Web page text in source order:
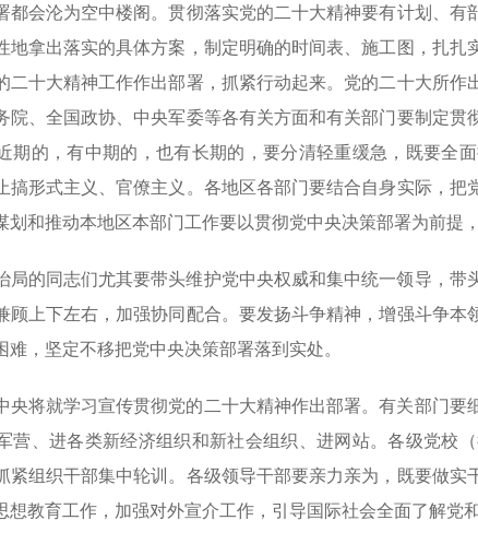
都会沦为空中楼阁。贯彻落实党的二十大精神要有计划、
地拿出落实的具体方案，制定明确的时间表、施工图，扎
二十大精神工作作出部署，抓紧行动起来。党的二十大所
院、全国政协、中央军委等各有关方面和有关部门要制定
期的，有中期的，也有长期的，要分清轻重缓急，既要全
搞形式主义、官僚主义。各地区各部门要结合自身实际，
划和推动本地区本部门工作要以贯彻党中央决策部署为前提
局的同志们尤其要带头维护党中央权威和集中统一领导，
顾上下左右，加强协同配合。要发扬斗争精神，增强斗争
，坚定不移把党中央决策部署落到实处。
央将就学习宣传贯彻党的二十大精神作出部署。有关部门
营、进各类新经济组织和新社会组织、进网站。各级党校
紧组织干部集中轮训。各级领导干部要亲力亲为，既要做实
想教育工作，加强对外宣介工作，引导国际社会全面了解党